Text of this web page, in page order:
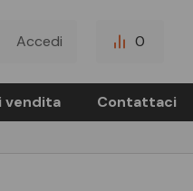
Accedi 0
vendita Contattaci